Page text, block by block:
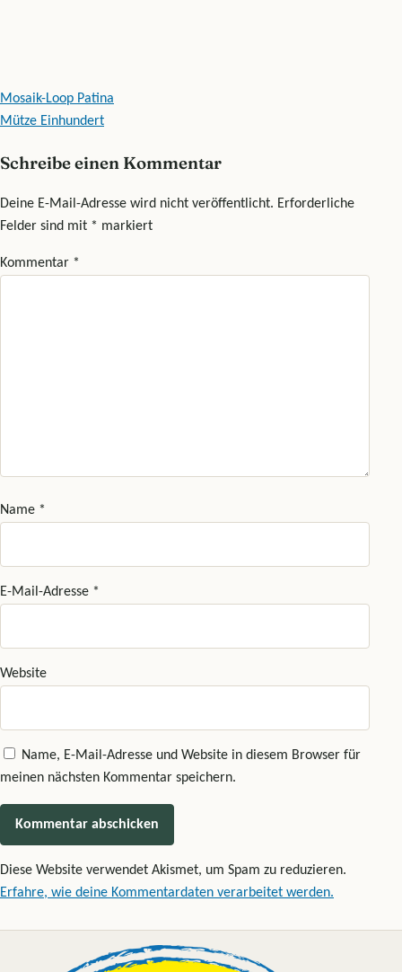
Beitragsnavigation
Mosaik-Loop Patina
Mütze Einhundert
Schreibe einen Kommentar
Deine E-Mail-Adresse wird nicht veröffentlicht. Erforderliche
Felder sind mit * markiert
Kommentar *
Name *
E-Mail-Adresse *
Website
Name, E-Mail-Adresse und Website in diesem Browser für
meinen nächsten Kommentar speichern.
Diese Website verwendet Akismet, um Spam zu reduzieren.
Erfahre, wie deine Kommentardaten verarbeitet werden.